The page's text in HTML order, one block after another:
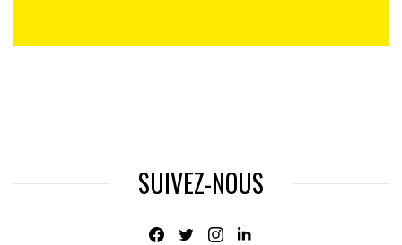
SUIVEZ-NOUS